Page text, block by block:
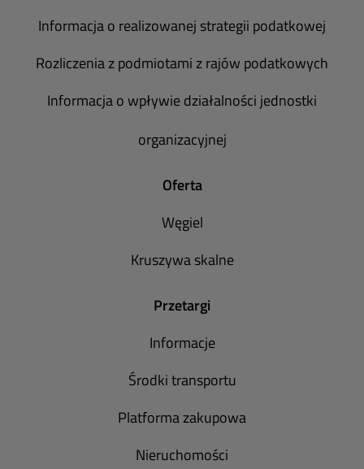
Informacja o realizowanej strategii podatkowej
Rozliczenia z podmiotami z rajów podatkowych
Informacja o wpływie działalności jednostki
organizacyjnej
Oferta
Węgiel
Kruszywa skalne
Przetargi
Informacje
Środki transportu
Platforma zakupowa
Nieruchomości